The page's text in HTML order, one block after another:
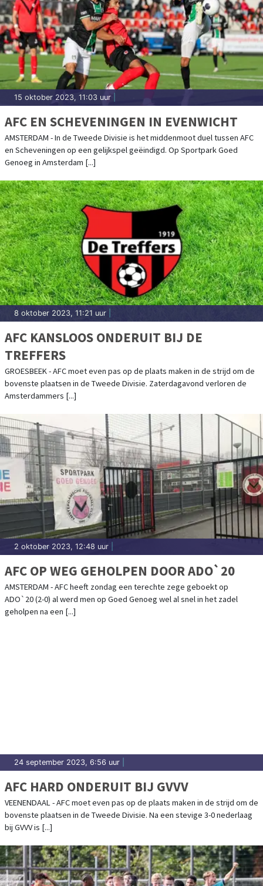
15 oktober 2023, 11:03 uur
AFC EN SCHEVENINGEN IN EVENWICHT
AMSTERDAM - In de Tweede Divisie is het middenmoot duel tussen AFC
en Scheveningen op een gelijkspel geëindigd. Op Sportpark Goed
Genoeg in Amsterdam [...]
8 oktober 2023, 11:21 uur
AFC KANSLOOS ONDERUIT BIJ DE
TREFFERS
GROESBEEK - AFC moet even pas op de plaats maken in de strijd om de
bovenste plaatsen in de Tweede Divisie. Zaterdagavond verloren de
Amsterdammers [...]
2 oktober 2023, 12:48 uur
AFC OP WEG GEHOLPEN DOOR ADO`20
AMSTERDAM - AFC heeft zondag een terechte zege geboekt op
ADO`20 (2-0) al werd men op Goed Genoeg wel al snel in het zadel
geholpen na een [...]
24 september 2023, 6:56 uur
AFC HARD ONDERUIT BIJ GVVV
VEENENDAAL - AFC moet even pas op de plaats maken in de strijd om de
bovenste plaatsen in de Tweede Divisie. Na een stevige 3-0 nederlaag
bij GVVV is [...]